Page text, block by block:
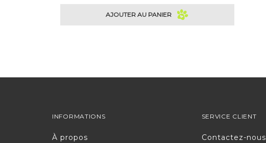
INFORMATIONS
À propos
SERVICE CLIENT
Contactez-nous